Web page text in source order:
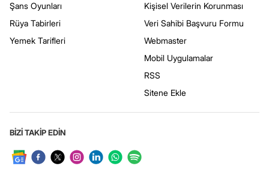
Şans Oyunları
Rüya Tabirleri
Yemek Tarifleri
Kişisel Verilerin Korunması
Veri Sahibi Başvuru Formu
Webmaster
Mobil Uygulamalar
RSS
Sitene Ekle
BİZİ TAKİP EDİN